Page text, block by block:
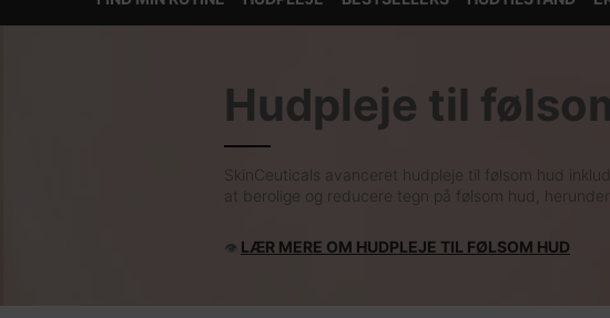
Hudpleje til
SkinCeuticals avanceret hudpleje til følsom hud
at berolige og reducere tegn på følsom hud,
👁 LÆR MERE OM HUDPLEJE TIL FØLSOM HUD